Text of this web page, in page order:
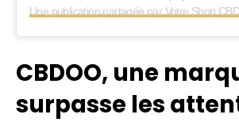
Une publication partagée par Votre Shop
CBDOO, une
surpasse les